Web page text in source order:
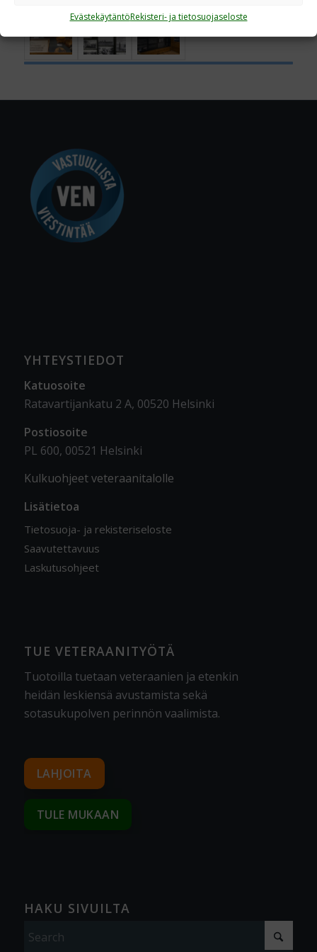
EvästekäytäntöRekisteri- ja tietosuojaseloste
YHTEYSTIEDOT
Katuosoite
Ratavartijankatu 2 A, 00520 Helsinki
Postiosoite
PL 600, 00521 Helsinki
Kulkuohjeet veteraanitalolle
Lisätietoa
Tietosuoja- ja rekisteriseloste
Saavutettavuus
Laskutusohjeet
TUE VETERAANITYÖTÄ
Tuotoilla tuetaan veteraanien ja etenkin
heidän leskiensä avustamista sekä
sotasukupolven perinnön vaalimista.
LAHJOITA
TULE MUKAAN
HAKU SIVUILTA